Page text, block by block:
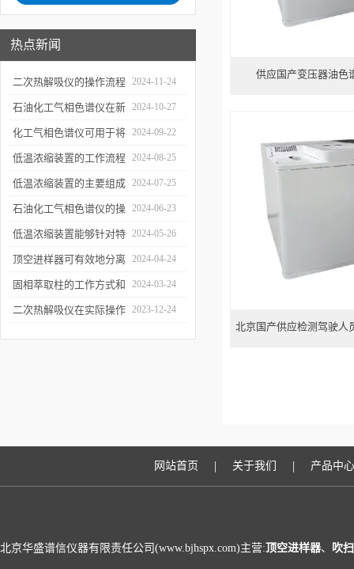
热点新闻
二次热解吸仪的操作流程
和使用注意事项
2024-11-24
石油化工气相色谱仪在新
材料、新产品的研发中的
应用
2024-10-27
化工气相色谱仪可用于将
样品引入色谱柱并推动分
离过程
2024-09-22
低温浓缩装置的工作流程
及使用注意事项
2024-08-25
低温浓缩装置的主要组成
部分及具体工作流程分析
2024-07-25
石油化工气相色谱仪的操
作要点详细分析
2024-06-23
低温浓缩装置能够针对特
定的目标组分进行有效浓
缩
2024-05-26
顶空进样器可有效地分离
和富集样品中的挥发性成
分
2024-04-24
固相萃取柱的工作方式和
应用场景
2024-03-24
二次热解吸仪在实际操作 2023-12-24
供应国产变压器油色
北京国产供应检测驾驶人
网站首页 | 关于我们 | 产品中心
北京华盛谱信仪器有限责任公司(www.bjhspx.com)主营:顶空进样器、 吹